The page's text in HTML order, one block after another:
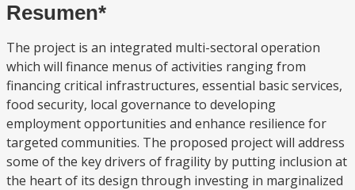
Resumen*
The project is an integrated multi-sectoral operation
which will finance menus of activities ranging from
financing critical infrastructures, essential basic services,
food security, local governance to developing
employment opportunities and enhance resilience for
targeted communities. The proposed project will address
some of the key drivers of fragility by putting inclusion at
the heart of its design through investing in marginalized